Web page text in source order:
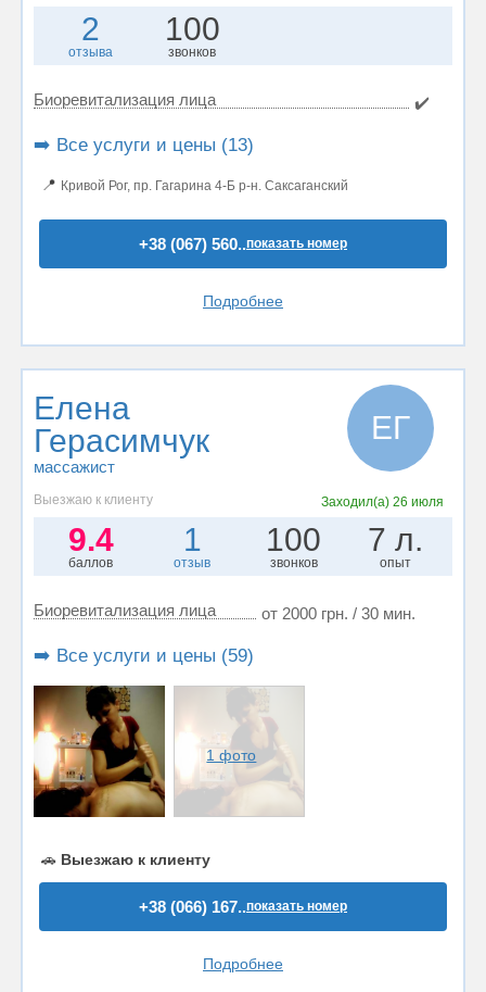
2
отзыва
100
звонков
Биоревитализация лица ✔️
➡️ Все услуги и цены (13)
📍 Кривой Рог, пр. Гагарина 4-Б р-н. Саксаганский
+38 (067) 560..показать номер
Подробнее
Елена
Герасимчук
массажист
ЕГ
Выезжаю к клиенту Заходил(а)26 июля
9.4
баллов
1
отзыв
100
звонков
7 л.
опыт
Биоревитализация лица от 2000 грн. / 30 мин.
➡️ Все услуги и цены (59)
1 фото
🚗 Выезжаю к клиенту
+38 (066) 167..показать номер
Подробнее